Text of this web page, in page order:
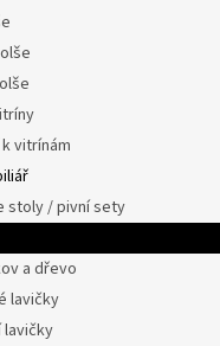
vitrínám
stoly / pivní sety
a dřevo
lavičky
lavičky